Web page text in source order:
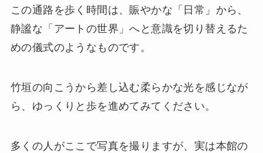
この通路を歩く時間は、賑やかな「日常」から、
静謐な「アートの世界」へと意識を切り替えるた
めの儀式のようなものです。
竹垣の向こうから差し込む柔らかな光を感じなが
ら、ゆっくりと歩を進めてみてください。
多くの人がここで写真を撮りますが、実は本館の